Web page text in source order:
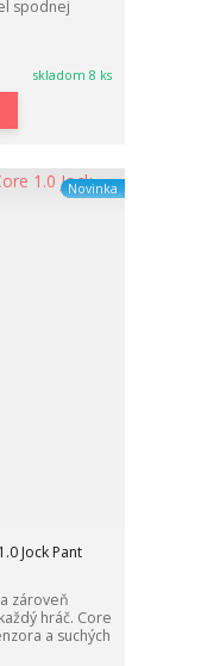
spodnej
skladom 8 ks
Novinka
Jock Pant
zároveň
hráč. Core
a suchých